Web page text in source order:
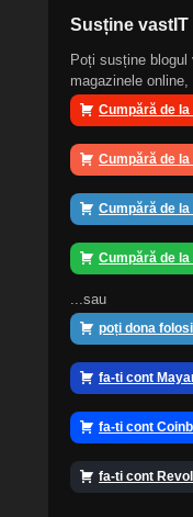
Susține vastIT
Poți susține
magazinele
Cumpără de la
Cumpără de la
Cumpără de la
Cumpără de la
...sau
poți dona
fa-ti cont
fa-ti cont
fa-ti cont